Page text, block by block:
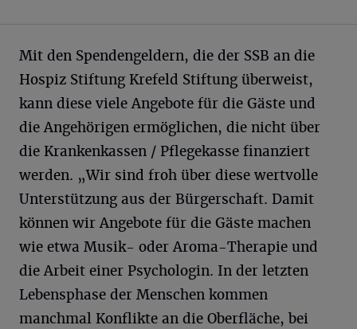
Mit den Spendengeldern, die der SSB an die
Hospiz Stiftung Krefeld Stiftung überweist,
kann diese viele Angebote für die Gäste und
die Angehörigen ermöglichen, die nicht über
die Krankenkassen / Pflegekasse finanziert
werden. „Wir sind froh über diese wertvolle
Unterstützung aus der Bürgerschaft. Damit
können wir Angebote für die Gäste machen
wie etwa Musik- oder Aroma-Therapie und
die Arbeit einer Psychologin. In der letzten
Lebensphase der Menschen kommen
manchmal Konflikte an die Oberfläche, bei